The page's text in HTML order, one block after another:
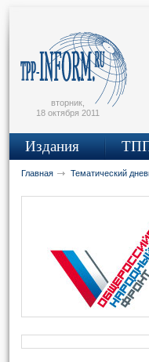
вторник,
18 октября 2011
Издания ТПП
Главная Тематический